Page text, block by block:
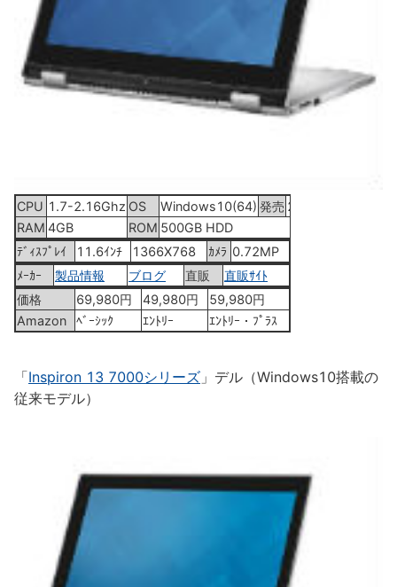
CPU 1.7-2.16Ghz OS Windows10(64) 発売 2015年9月4日
RAM 4GB ROM 500GB HDD
ﾃﾞｨｽﾌﾟﾚｲ
11.6ｲﾝﾁ 1366X768 ｶﾒﾗ 0.72MP
ﾒｰｶｰ
製品情報 ブログ 直販
直販ｻｲﾄ
価格
69,980円 49,980円
59,980円
Amazon
ﾍﾞｰｼｯｸ ｴﾝﾄﾘｰ ｴﾝﾄﾘｰ・ﾌﾟﾗｽ
「Inspiron 13 7000シリーズ 」デル（Windows10搭載の
従来モデル）